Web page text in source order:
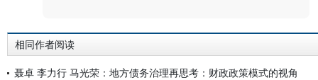
相同作者阅读
聂卓 李力行 马光荣：地方债务治理再思考：财政政策模式的视角